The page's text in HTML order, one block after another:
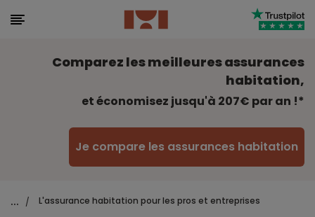
Comparez les meilleures assurances
habitation,
et économisez jusqu'à 207€ par an !*
Je compare les assurances habitation
... / L'assurance habitation pour les pros et entreprises